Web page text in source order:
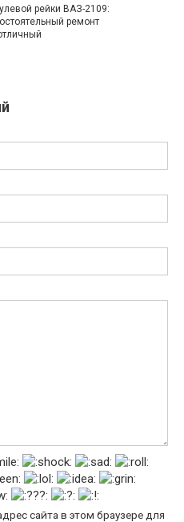
рейки ВАЗ-2109:
ремонт
сайта в этом браузере для